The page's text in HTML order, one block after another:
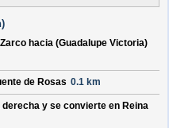
hacia (Guadalupe Victoria)
de Rosas 0.1 km
derecha y se convierte en Reina